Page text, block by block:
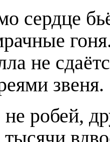
сердце
не
звеня.
не робей,